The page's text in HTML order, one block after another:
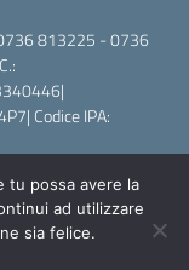
813225 - 0736
Codice IPA:
di Designers Italia
tu possa avere la
ad utilizzare
sia felice.